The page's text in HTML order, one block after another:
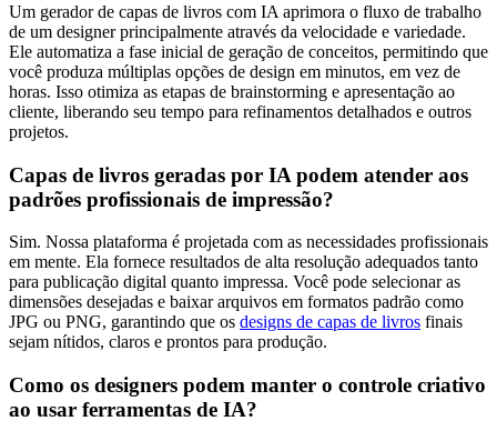
Um gerador de capas de livros com IA aprimora o fluxo de trabalho
de um designer principalmente através da velocidade e variedade.
Ele automatiza a fase inicial de geração de conceitos, permitindo que
você produza múltiplas opções de design em minutos, em vez de
horas. Isso otimiza as etapas de brainstorming e apresentação ao
cliente, liberando seu tempo para refinamentos detalhados e outros
projetos.
Capas de livros geradas por IA podem atender aos
padrões profissionais de impressão?
Sim. Nossa plataforma é projetada com as necessidades profissionais
em mente. Ela fornece resultados de alta resolução adequados tanto
para publicação digital quanto impressa. Você pode selecionar as
dimensões desejadas e baixar arquivos em formatos padrão como
JPG ou PNG, garantindo que os designs de capas de livros finais
sejam nítidos, claros e prontos para produção.
Como os designers podem manter o controle criativo
ao usar ferramentas de IA?